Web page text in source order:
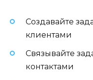
Создавайте
клиентами
Связывайте
контактами